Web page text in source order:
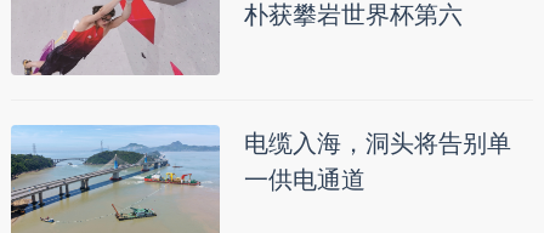
朴获攀岩世界杯第六
电缆入海，洞头将告别单
一供电通道